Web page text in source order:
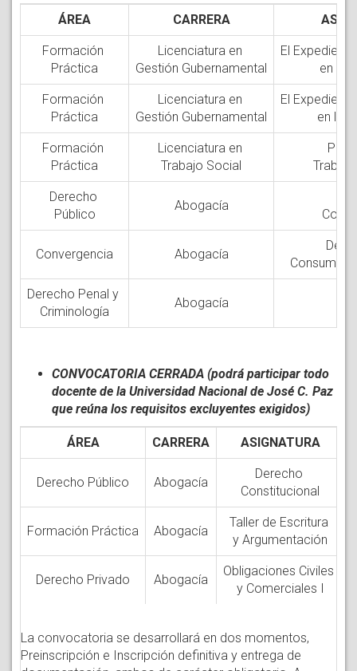
ÁREA CARRERA
Formación
Práctica
Licenciatura en
Gestión Gubernamental
El
en la
Formación
Práctica
Licenciatura en
Gestión Gubernamental
El
en la
Formación
Práctica
Licenciatura en
Trabajo Social
Derecho
Público
Abogacía
Convergencia Abogacía
Derecho Penal y
Criminología
Abogacía
CONVOCATORIA CERRADA (podrá participar todo
docente de la Universidad Nacional de José C. Paz
que reúna los requisitos excluyentes exigidos)
ÁREA CARRERA ASIGNATURA
Derecho Público Abogacía
Derecho
Constitucional
Formación Práctica Abogacía
Taller de Escritura
y Argumentación
Derecho Privado Abogacía
Obligaciones Civiles
y Comerciales I
La convocatoria se desarrollará en dos momentos,
Preinscripción e Inscripción definitiva y entrega de